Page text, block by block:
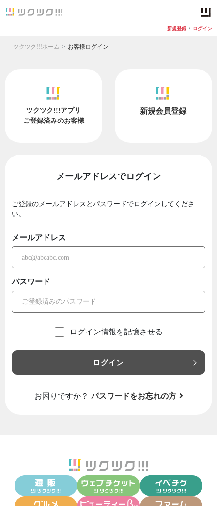
新規登録 / ログイン
ツクツク!!!ホーム お客様ログイン
ツクツク!!!アプリ
ご登録済みのお客様
新規会員登録
メールアドレスでログイン
ご登録のメールアドレスとパスワードでログインしてくださ
い。
メールアドレス
パスワード
ログイン情報を記憶させる
ログイン
お困りですか？ パスワードをお忘れの方